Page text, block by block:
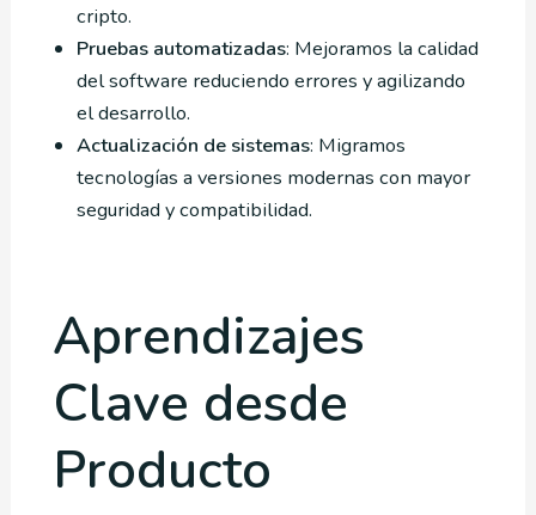
cripto.
Pruebas automatizadas: Mejoramos la calidad
del software reduciendo errores y agilizando
el desarrollo.
Actualización de sistemas: Migramos
tecnologías a versiones modernas con mayor
seguridad y compatibilidad.
Aprendizajes
Clave desde
Producto